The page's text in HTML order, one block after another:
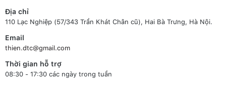
Địa chỉ
110 Lạc Nghiệp (57/343 Trần Khát Chân cũ), Hai Bà Trưng, Hà Nội.
Email
thien.dtc@gmail.com
Thời gian hỗ trợ
08:30 - 17:30 các ngày trong tuần